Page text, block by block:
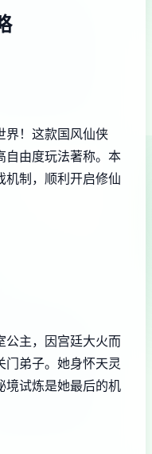
界！这款国风仙侠
自由度玩法著称。本
机制，顺利开启修仙
公主，因宫廷大火而
门弟子。她身怀天灵
境试炼是她最后的机